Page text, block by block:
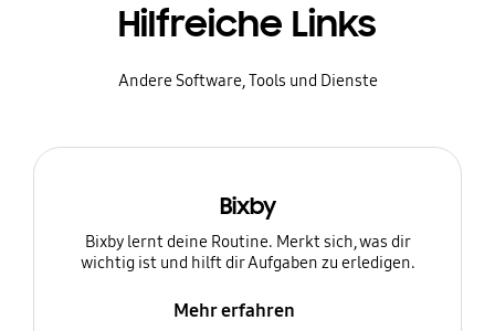
Hilfreiche Links
Andere Software, Tools und Dienste
Bixby
Bixby lernt deine Routine. Merkt sich, was dir
wichtig ist und hilft dir Aufgaben zu erledigen.
Mehr erfahren